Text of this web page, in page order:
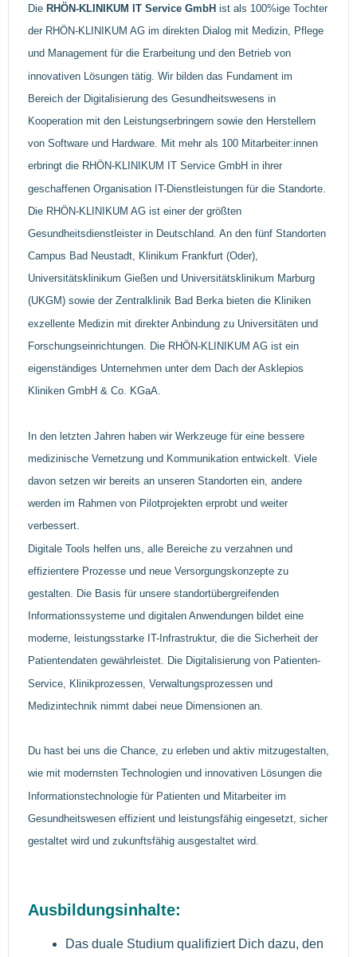
Die RHÖN-KLINIKUM IT Service GmbH ist als 100%ige Tochter
der RHÖN-KLINIKUM AG im direkten Dialog mit Medizin, Pflege
und Management für die Erarbeitung und den Betrieb von
innovativen Lösungen tätig. Wir bilden das Fundament im
Bereich der Digitalisierung des Gesundheitswesens in
Kooperation mit den Leistungserbringern sowie den Herstellern
von Software und Hardware. Mit mehr als 100 Mitarbeiter:innen
erbringt die RHÖN-KLINIKUM IT Service GmbH in ihrer
geschaffenen Organisation IT-Dienstleistungen für die Standorte.
Die RHÖN‐KLINIKUM AG ist einer der größten
Gesundheitsdienstleister in Deutschland. An den fünf Standorten
Campus Bad Neustadt, Klinikum Frankfurt (Oder),
Universitätsklinikum Gießen und Universitätsklinikum Marburg
(UKGM) sowie der Zentralklinik Bad Berka bieten die Kliniken
exzellente Medizin mit direkter Anbindung zu Universitäten und
Forschungseinrichtungen. Die RHÖN-KLINIKUM AG ist ein
eigenständiges Unternehmen unter dem Dach der Asklepios
Kliniken GmbH & Co. KGaA.
In den letzten Jahren haben wir Werkzeuge für eine bessere
medizinische Vernetzung und Kommunikation entwickelt. Viele
davon setzen wir bereits an unseren Standorten ein, andere
werden im Rahmen von Pilotprojekten erprobt und weiter
verbessert.
Digitale Tools helfen uns, alle Bereiche zu verzahnen und
effizientere Prozesse und neue Versorgungskonzepte zu
gestalten. Die Basis für unsere standortübergreifenden
Informationssysteme und digitalen Anwendungen bildet eine
moderne, leistungsstarke IT-Infrastruktur, die die Sicherheit der
Patientendaten gewährleistet. Die Digitali­sierung von Patienten-
Service, Klinikprozessen, Verwaltungsprozessen und
Medizintechnik nimmt dabei neue Dimensionen an.
Du hast bei uns die Chance, zu erleben und aktiv mitzugestalten,
wie mit modernsten Technologien und inno­vativen Lösungen die
Informationstechnologie für Patienten und Mitarbeiter im
Gesundheitswesen effizient und leistungsfähig eingesetzt, sicher
gestaltet wird und zukunftsfähig ausgestaltet wird.
Ausbildungsinhalte:
Das duale Studium qualifiziert Dich dazu, den